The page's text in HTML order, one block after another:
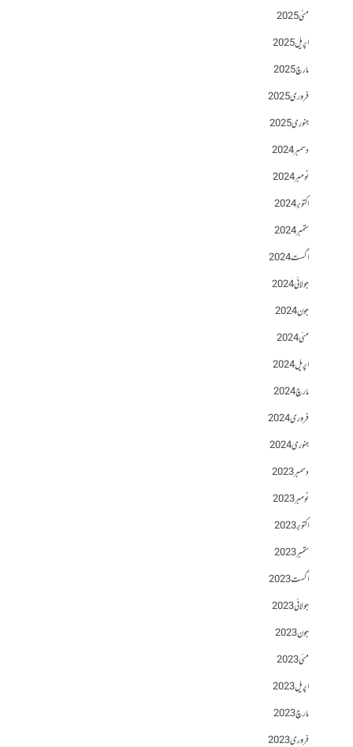
مئی 2025
اپریل 2025
مارچ 2025
فروری 2025
جنوری 2025
دسمبر 2024
نومبر 2024
اکتوبر 2024
ستمبر 2024
اگست 2024
جولائی 2024
جون 2024
مئی 2024
اپریل 2024
مارچ 2024
فروری 2024
جنوری 2024
دسمبر 2023
نومبر 2023
اکتوبر 2023
ستمبر 2023
اگست 2023
جولائی 2023
جون 2023
مئی 2023
اپریل 2023
مارچ 2023
فروری 2023